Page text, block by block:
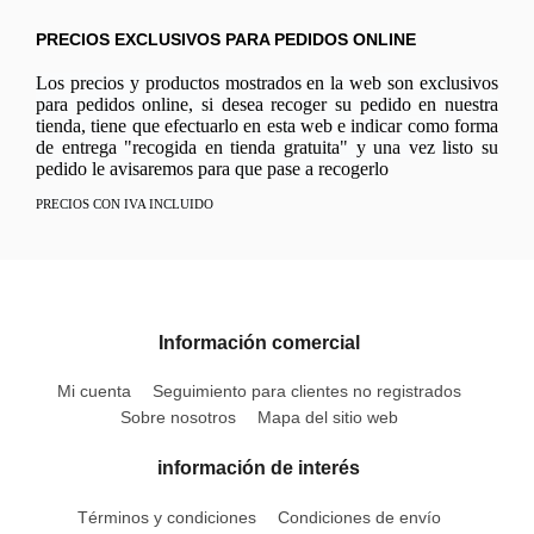
PRECIOS EXCLUSIVOS PARA PEDIDOS ONLINE
Los precios y productos mostrados en la web son exclusivos
para pedidos online, si desea recoger su pedido en nuestra
tienda, tiene que efectuarlo en esta web e indicar como forma
de entrega "recogida en tienda gratuita" y una vez listo su
pedido le avisaremos para que pase a recogerlo
PRECIOS CON IVA INCLUIDO
Información comercial
Mi cuenta
Seguimiento para clientes no registrados
Sobre nosotros
Mapa del sitio web
información de interés
Términos y condiciones Condiciones de envío